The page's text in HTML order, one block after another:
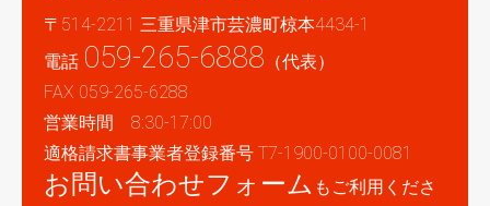
〒514-2211 三重県津市芸濃町椋本4434-1
電話 059-265-6888 （代表）
FAX 059-265-6288
営業時間 8:30-17:00
適格請求書事業者登録番号 T7-1900-0100-0081
お問い合わせフォーム もご利用くださ